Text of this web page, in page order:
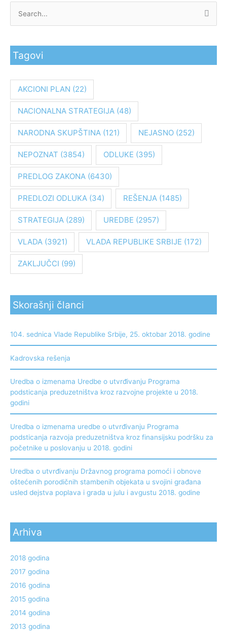
g
z
Tagovi
AKCIONI PLAN (22)
NACIONALNA STRATEGIJA(48)
NARODNA SKUPŠTINA(121) NEJASNO(252)
NEPOZNAT (3854) ODLUKE (395)
PREDLOG ZAKONA(6430)
PREDLOZI ODLUKA(34) REŠENJA(1485)
STRATEGIJA(289) UREDBE (2957)
VLADA(3921) VLADA REPUBLIKE SRBIJE (172)
ZAKLJUČCI (99)
Skorašnji članci
104. sednica Vlade Republike Srbije, 25. oktobar 2018. godine
Kadrovska rešenja
Uredba o izmenama Uredbe o utvrđivanju Programa
podsticanja preduzetništva kroz razvojne projekte u 2018.
godini
Uredba o izmenama uredbe o utvrđivanju Programa
podsticanja razvoja preduzetništva kroz finansijsku podršku za
početnike u poslovanju u 2018. godini
Uredba o utvrđivanju Državnog programa pomoći i obnove
oštećenih porodičnih stambenih objekata u svojini građana
usled dejstva poplava i grada u julu i avgustu 2018. godine
Arhiva
2018 godina
2017 godina
2016 godina
2015 godina
2014 godina
2013 godina